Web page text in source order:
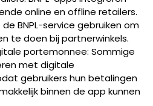
online en offline retailers.
BNPL-service gebruiken om
te doen bij partnerwinkels.
portemonnee: Sommige
met digitale
gebruikers hun betalingen
binnen de app kunnen